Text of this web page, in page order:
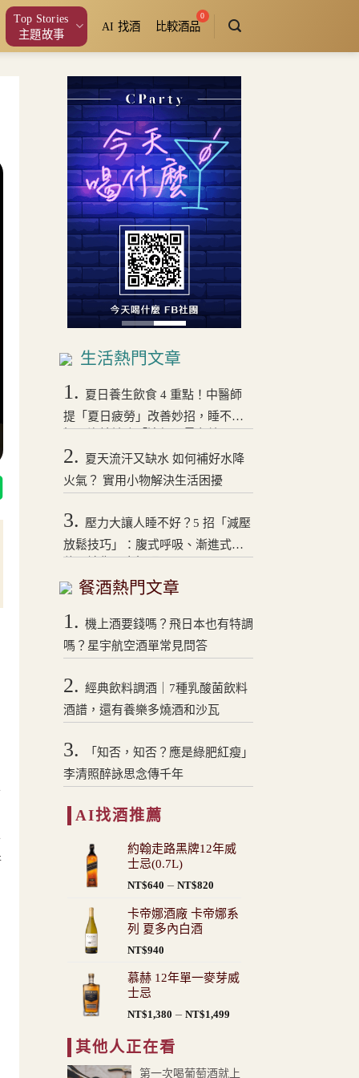
Top Stories
主題故事
AI 找酒 比較酒品
生活熱門文章
1.
夏日養生飲食 4 重點！中醫師
提「夏日疲勞」改善妙招，睡不
2.
夏天流汗又缺水 如何補好水降
火氣？ 實用小物解決生活困擾
3.
壓力大讓人睡不好？5 招「減壓
放鬆技巧」：腹式呼吸、漸進式拉
餐酒熱門文章
1. 機上酒要錢嗎？飛日本也有特調
嗎？星宇航空酒單常見問答
2. 經典飲料調酒｜7種乳酸菌飲料
酒譜，還有養樂多燒酒和沙瓦
3.
「知否，知否？應是綠肥紅瘦」
李清照醉詠思念傳千年
AI找酒推薦
約翰走路黑牌12年威
士忌(0.7L)
NT$640 – NT$820價
範
NT$820
卡帝娜酒廠 卡帝娜系
列 夏多內白酒
NT$940
慕赫 12年單一麥芽威
士忌
NT$1,380 – NT$1,499價
其他人正在看
第一次喝葡萄酒就上